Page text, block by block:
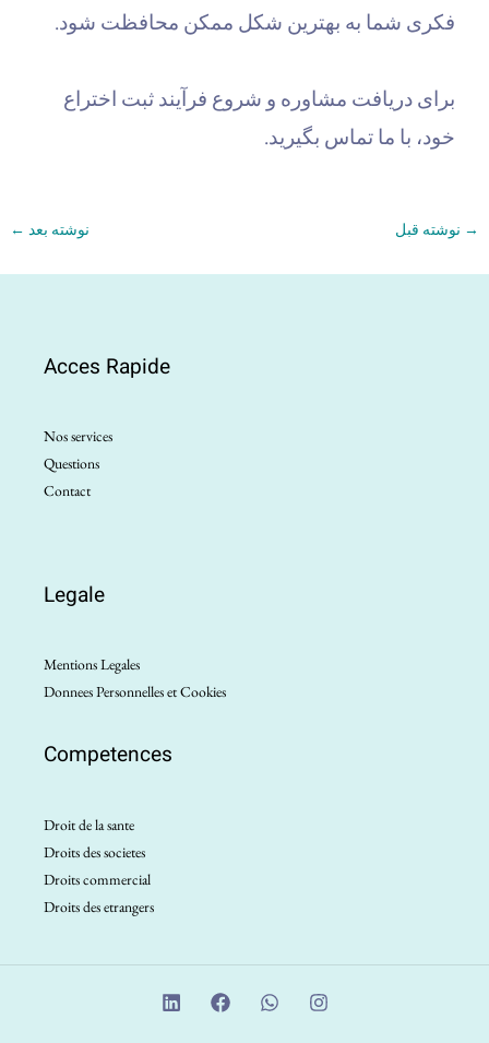
فکری شما به بهترین شکل ممکن محافظت شود.
برای دریافت مشاوره و شروع فرآیند ثبت اختراع
خود، با ما تماس بگیرید.
→ نوشته قبل نوشته بعد ←
Acces Rapide
Nos services
Questions
Contact
Legale
Mentions Legales
Donnees Personnelles et Cookies
Competences
Droit de la sante
Droits des societes
Droits commercial
Droits des etrangers